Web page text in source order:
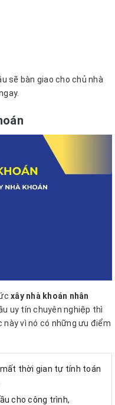
sẽ bàn giao cho chủ nhà
xây nhà khoán nhân
uy tín chuyên nghiệp thì
vì nó có những ưu điểm
mất thời gian tự tính toán
cho công trình,